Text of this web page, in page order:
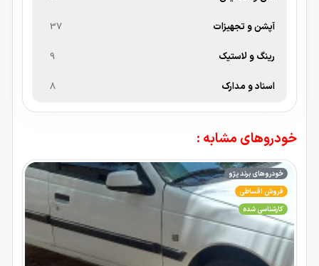
آپشن و تجهیزات 37
رینگ و لاستیک 9
اسناد و مدارک 8
خودروهای مشابه :
خودروهای برند پژو
فروش اقساطی
کارشناسی شده